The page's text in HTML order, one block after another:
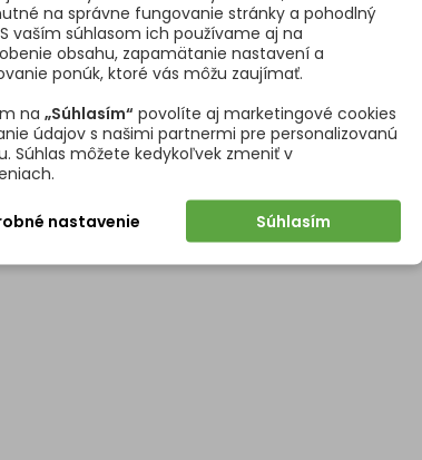
na správne fungovanie stránky a pohodlný
vaším súhlasom ich používame aj na
obsahu, zapamätanie nastavení a
ponúk, ktoré vás môžu zaujímať.
na „Súhlasím“ povolíte aj marketingové cookies
údajov s našimi partnermi pre personalizovanú
Súhlas môžete kedykoľvek zmeniť v
nastavenie Súhlasím